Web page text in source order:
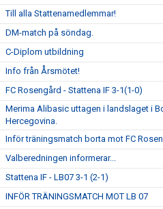
Till alla Stattenamedlemmar!
DM-match på söndag.
C-Diplom utbildning
Info från Årsmötet!
FC Rosengård - Stattena IF 3-1(1-0)
Merima Alibasic uttagen i landslaget i
Hercegovina.
Inför träningsmatch borta mot FC
Valberedningen informerar...
Stattena IF - LB07 3-1 (2-1)
INFÖR TRÄNINGSMATCH MOT LB 07